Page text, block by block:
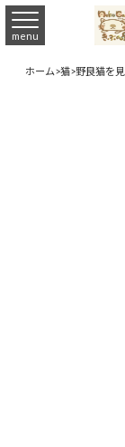
menu
ホーム>猫>野良猫を